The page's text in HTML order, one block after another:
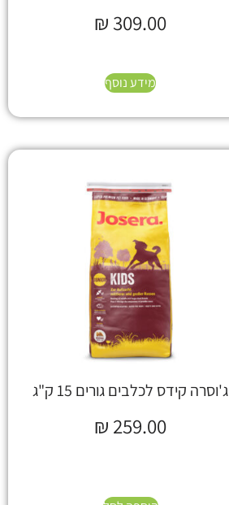
₪ 309.00
מידע נוסף
ג'וסרה קידס לכלבים גורים 15 ק"ג
₪ 259.00